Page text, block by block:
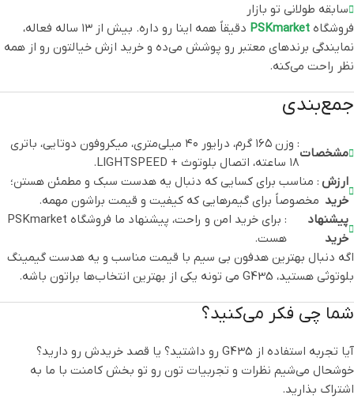
سابقه طولانی تو بازار
فروشگاه PSKmarket
دقیقاً همه اینا رو داره. بیش از ۱۳ ساله فعاله،
نمایندگی برندهای معتبر رو پوشش می‌ده و خرید ازش خیالتون رو از همه
نظر راحت می‌کنه.
جمع‌بندی
مشخصات
: وزن ۱۶۵ گرم، درایور ۴۰ میلی‌متری، میکروفون دوتایی، باتری
۱۸ ساعته، اتصال بلوتوث + LIGHTSPEED.
ارزش
خرید
: مناسب برای کسایی که دنبال یه هدست سبک و مطمئن هستن؛
مخصوصاً برای گیمرهایی که کیفیت و قیمت براشون مهمه.
پیشنهاد
خرید
: برای خرید امن و راحت، پیشنهاد ما فروشگاه PSKmarket
هست.
اگه دنبال بهترین هدفون بی سیم با قیمت مناسب و یه هدست گیمینگ
بلوتوثی هستید، G435 می تونه یکی از بهترین انتخاب‌ها براتون باشه.
شما چی فکر می‌کنید؟
آیا تجربه استفاده از G435 رو داشتید؟ یا قصد خریدش رو دارید؟
خوشحال می‌شیم نظرات و تجربیات تون رو تو بخش کامنت با ما به
اشتراک بذارید.